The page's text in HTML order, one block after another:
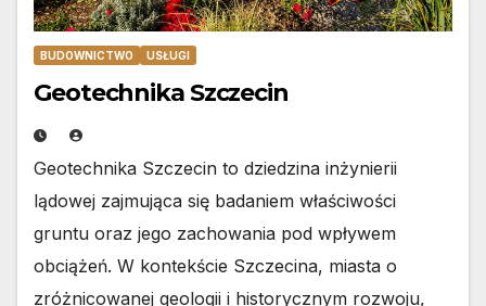
BUDOWNICTWO USŁUGI
Geotechnika Szczecin
Geotechnika Szczecin to dziedzina inżynierii
lądowej zajmująca się badaniem właściwości
gruntu oraz jego zachowania pod wpływem
obciążeń. W kontekście Szczecina, miasta o
zróżnicowanej geologii i historycznym rozwoju,